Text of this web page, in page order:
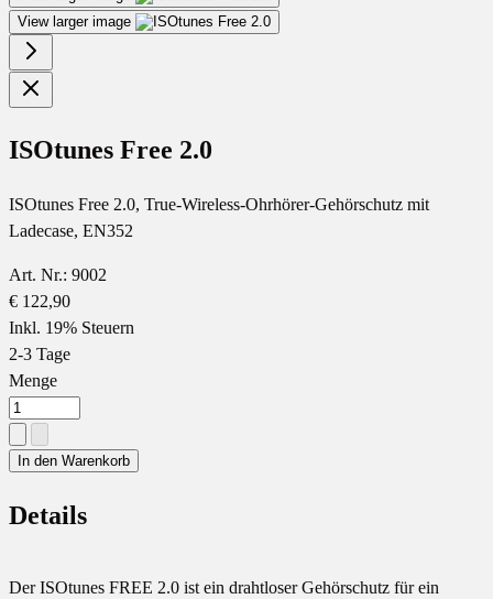
View larger image
ISOtunes Free 2.0
ISOtunes Free 2.0, True-Wireless-Ohrhörer-Gehörschutz mit
Ladecase, EN352
Art. Nr.: 9002
€ 122,90
Inkl. 19% Steuern
2-3 Tage
Menge
In den Warenkorb
Details
Der ISOtunes FREE 2.0 ist ein drahtloser Gehörschutz für ein